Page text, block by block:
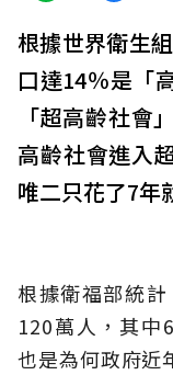
根據世界衛生
口達14％是「
「超高齡社會
高齡社會進入
唯二只花了7年
根據衛福部統
120萬人，其中
也是為何政府近